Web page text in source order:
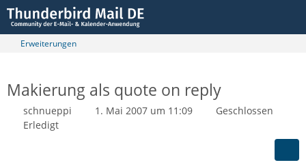
Erweiterungen
Makierung als quote on reply
schnueppi 1. Mai 2007 um 11:09
Geschlossen
Erledigt